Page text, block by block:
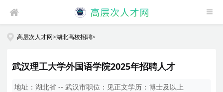
高层次人才网>湖北高校招聘>
武汉理工大学外国语学院2025年招聘人才
地址：湖北省 -- 武汉市职位： 见正文学历：博士及以上